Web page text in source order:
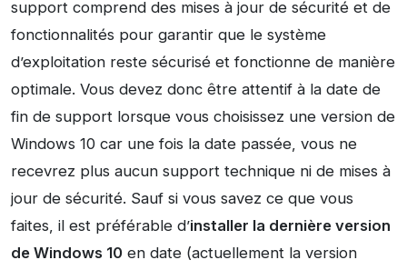
support comprend des mises à jour de sécurité et de
fonctionnalités pour garantir que le système
d’exploitation reste sécurisé et fonctionne de manière
optimale. Vous devez donc être attentif à la date de
fin de support lorsque vous choisissez une version de
Windows 10 car une fois la date passée, vous ne
recevrez plus aucun support technique ni de mises à
jour de sécurité. Sauf si vous savez ce que vous
faites, il est préférable d’installer la dernière version
de Windows 10 en date (actuellement la version